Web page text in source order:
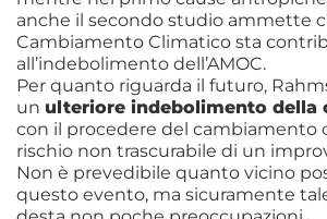
anche il secondo studio ammette
Cambiamento Climatico sta
all’indebolimento dell’AMOC.
Per quanto riguarda il futuro,
un ulteriore indebolimento della
con il procedere del cambiamento
rischio non trascurabile di un
Non è prevedibile quanto vicino
questo evento, ma sicuramente